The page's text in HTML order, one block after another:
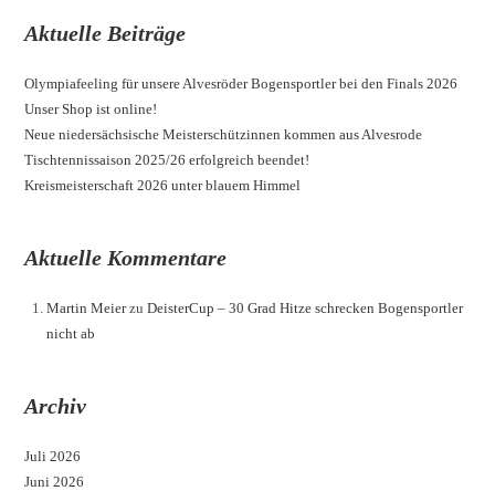
Aktuelle Beiträge
Olympiafeeling für unsere Alvesröder Bogensportler bei den Finals 2026
Unser Shop ist online!
Neue niedersächsische Meisterschützinnen kommen aus Alvesrode
Tischtennissaison 2025/26 erfolgreich beendet!
Kreismeisterschaft 2026 unter blauem Himmel
Aktuelle Kommentare
Martin MeierzuDeisterCup – 30 Grad Hitze schrecken Bogensportler
nicht ab
Archiv
Juli 2026
Juni 2026